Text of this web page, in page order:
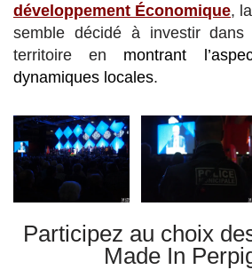
développement Économique,
semble décidé à investir
territoire en montrant
dynamiques locales.
Participez au choix
Made In